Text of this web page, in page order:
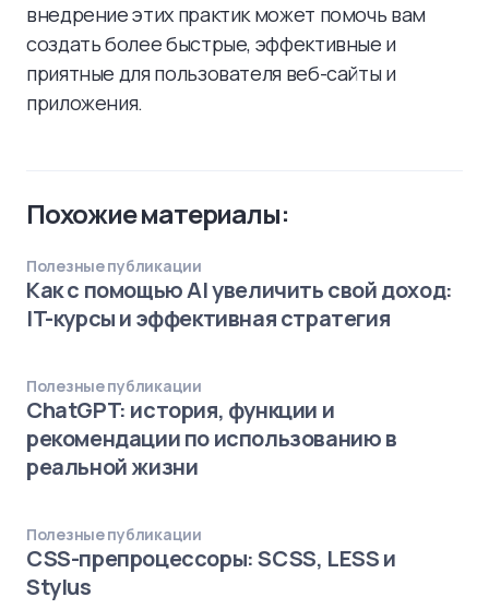
внедрение этих практик может помочь вам
создать более быстрые, эффективные и
приятные для пользователя веб-сайты и
приложения.
Похожие материалы:
Полезные публикации
Как с помощью AI увеличить свой доход:
IT-курсы и эффективная стратегия
Полезные публикации
ChatGPT: история, функции и
рекомендации по использованию в
реальной жизни
Полезные публикации
CSS-препроцессоры: SCSS, LESS и
Stylus